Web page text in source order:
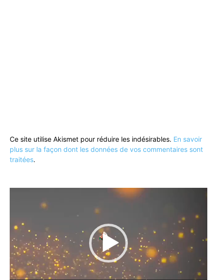
Ce site utilise Akismet pour réduire les indésirables. En savoir
plus sur la façon dont les données de vos commentaires sont
traitées.